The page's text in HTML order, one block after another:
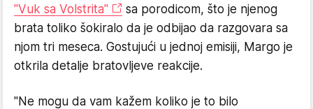
"Vuk sa Volstrita"
sa porodicom, što je njenog
brata toliko šokiralo da je odbijao da razgovara sa
njom tri meseca. Gostujući u jednoj emisiji, Margo je
otkrila detalje bratovljeve reakcije.
"Ne mogu da vam kažem koliko je to bilo